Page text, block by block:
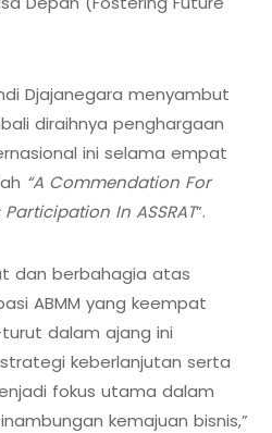
Djajanegara menyambut
diraihnya penghargaan
ini selama empat
“A Commendation For
In ASSRAT”.
dan berbahagia atas
ABMM yang keempat
dalam ajang ini
keberlanjutan serta
fokus utama dalam
kemajuan bisnis,”